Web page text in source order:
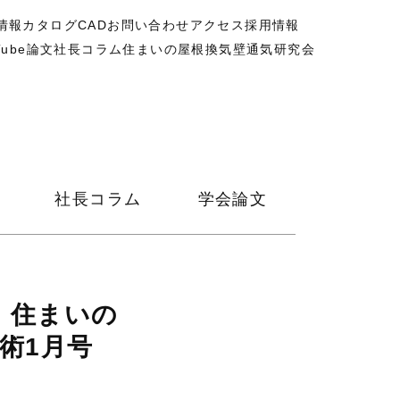
報カタログCADお問い合わせアクセス採用情報
論文社長コラム住まいの屋根換気壁通気研究会
社長コラム 学会論文
住まいの
1月号